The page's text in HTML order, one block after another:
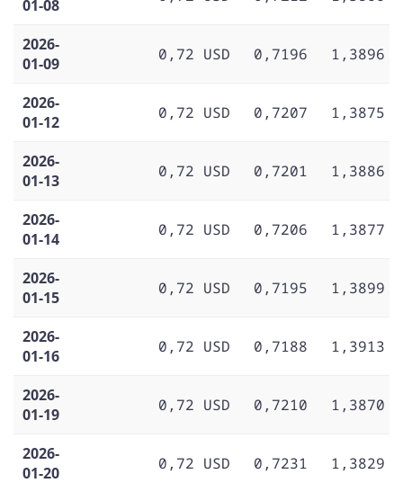
01-08
2026-
01-09
0,72 USD 0,7196 1,3896
2026-
01-12
0,72 USD 0,7207 1,3875
2026-
01-13
0,72 USD 0,7201 1,3886
2026-
01-14
0,72 USD 0,7206 1,3877
2026-
01-15
0,72 USD 0,7195 1,3899
2026-
01-16
0,72 USD 0,7188 1,3913
2026-
01-19
0,72 USD 0,7210 1,3870
2026-
01-20
0,72 USD 0,7231 1,3829